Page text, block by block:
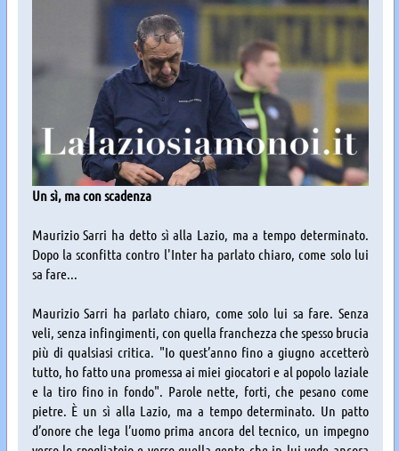
Un sì, ma con scadenza
Maurizio Sarri ha detto sì alla Lazio, ma a tempo determinato.
Dopo la sconfitta contro l'Inter ha parlato chiaro, come solo lui
sa fare...
Maurizio Sarri ha parlato chiaro, come solo lui sa fare. Senza
veli, senza infingimenti, con quella franchezza che spesso brucia
più di qualsiasi critica. "Io quest’anno fino a giugno accetterò
tutto, ho fatto una promessa ai miei giocatori e al popolo laziale
e la tiro fino in fondo". Parole nette, forti, che pesano come
pietre. È un sì alla Lazio, ma a tempo determinato. Un patto
d’onore che lega l’uomo prima ancora del tecnico, un impegno